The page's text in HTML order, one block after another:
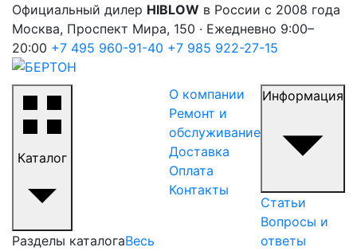
Официальный дилер HIBLOW в России с 2008 года
Москва, Проспект Мира, 150 · Ежедневно 9:00–
20:00 +7 495 960-91-40 +7 985 922-27-15
Каталог
Разделы каталогаВесь
О компании
Ремонт и
обслуживание
Доставка
Оплата
Контакты
Информация
Статьи
Вопросы и
ответы